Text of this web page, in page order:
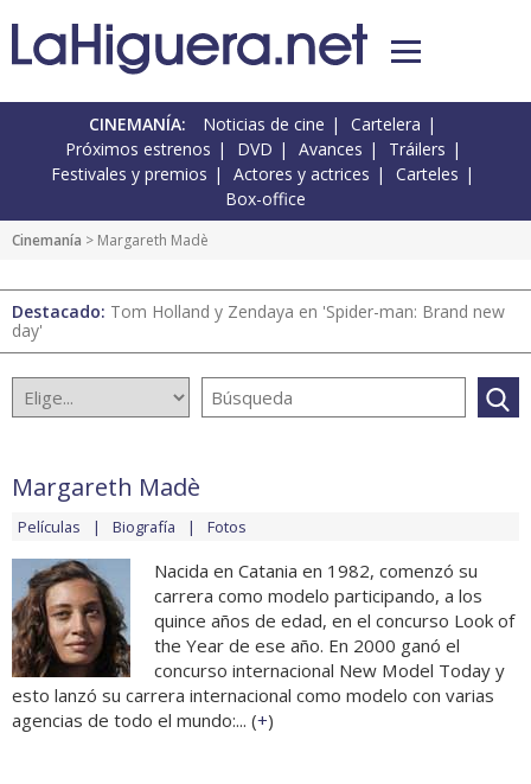
CINEMANÍA: Noticias de cine
Cartelera
Próximos estrenos
DVD Avances
Tráilers
Festivales y premios
Actores y actrices
Carteles
Box-office
Cinemanía > Margareth Madè
Destacado: Tom Holland y Zendaya en 'Spider-man: Brand new
day'
Margareth Madè
Películas Biografía Fotos
Nacida en Catania en 1982, comenzó su
carrera como modelo participando, a los
quince años de edad, en el concurso Look of
the Year de ese año. En 2000 ganó el
concurso internacional New Model Today y
esto lanzó su carrera internacional como modelo con varias
agencias de todo el mundo:... (+)